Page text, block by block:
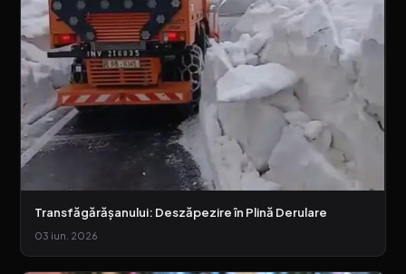
Transfăgărășanului: Deszăpezire în Plină Derulare
03 iun. 2026